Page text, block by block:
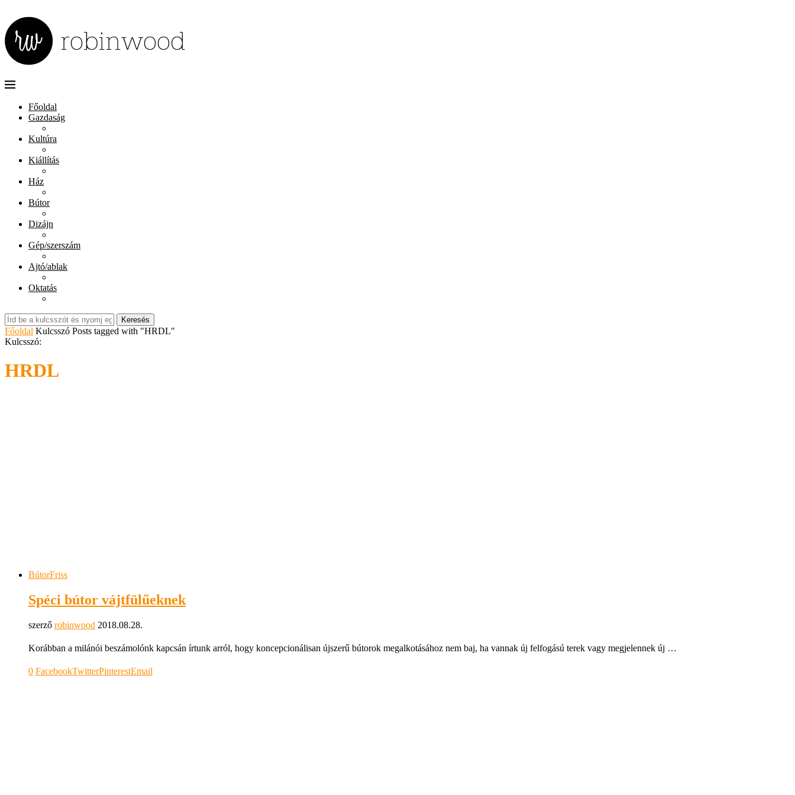
Főoldal
Gazdaság
Kultúra
Kiállítás
Ház
Bútor
Dizájn
Gép/szerszám
Ajtó/ablak
Oktatás
Keresés
Főoldal Kulcsszó Posts tagged with "HRDL"
Kulcsszó:
HRDL
BútorFriss
Spéci bútor vájtfülűeknek
szerző robinwood 2018.08.28.
Korábban a milánói beszámolónk kapcsán írtunk arról, hogy koncepcionálisan újszerű bútorok megalkotásához nem baj, ha vannak új felfogású terek vagy megjelennek új …
0 FacebookTwitterPinterestEmail